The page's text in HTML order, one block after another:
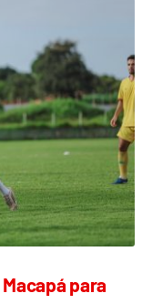
para